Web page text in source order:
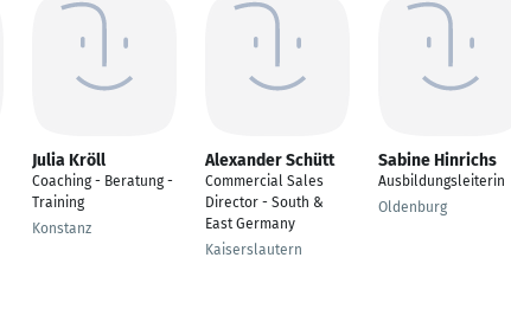
Julia Kröll
Coaching - Beratung -
Training
Konstanz
Alexander Schütt
Commercial Sales
Director - South &
East Germany
Kaiserslautern
Sabine Hinrichs
Ausbildungsleiterin
Oldenburg